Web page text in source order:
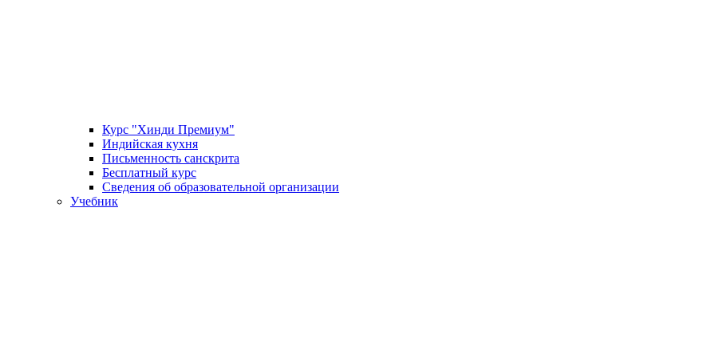
Курс "Хинди Премиум"
Индийская кухня
Письменность санскрита
Бесплатный курс
Сведения об образовательной организации
Учебник